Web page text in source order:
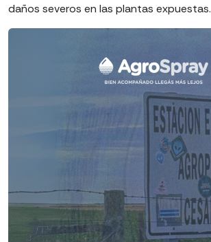
daños severos en las plantas expuestas.